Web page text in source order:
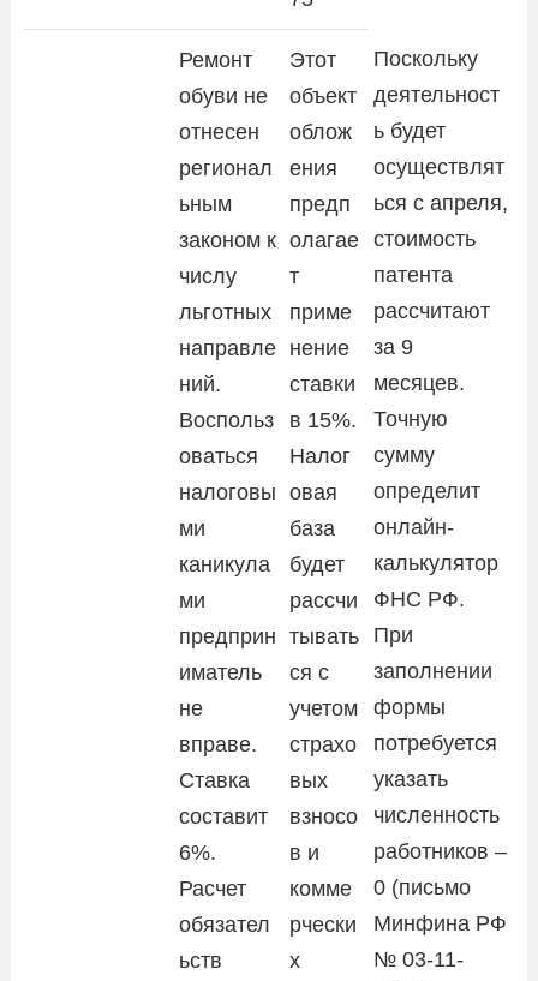
Ремонт
обуви не
отнесен
регионал
ьным
законом к
числу
льготных
направле
ний.
Воспольз
оваться
налоговы
ми
каникула
ми
предприн
иматель
не
вправе.
Ставка
составит
6%.
Расчет
обязател
ьств
Этот
объект
облож
ения
предп
олагае
т
приме
нение
ставки
в 15%.
Налог
овая
база
будет
рассчи
тывать
ся с
учетом
страхо
вых
взносо
в и
комме
рчески
х
Поскольку
деятельност
ь будет
осуществлят
ься с апреля,
стоимость
патента
рассчитают
за 9
месяцев.
Точную
сумму
определит
онлайн-
калькулятор
ФНС РФ.
При
заполнении
формы
потребуется
указать
численность
работников –
0 (письмо
Минфина РФ
№ 03-11-